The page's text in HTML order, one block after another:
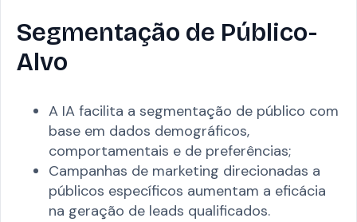
Segmentação de Público-
Alvo
A IA facilita a segmentação de público com
base em dados demográficos,
comportamentais e de preferências;
Campanhas de marketing direcionadas a
públicos específicos aumentam a eficácia
na geração de leads qualificados.